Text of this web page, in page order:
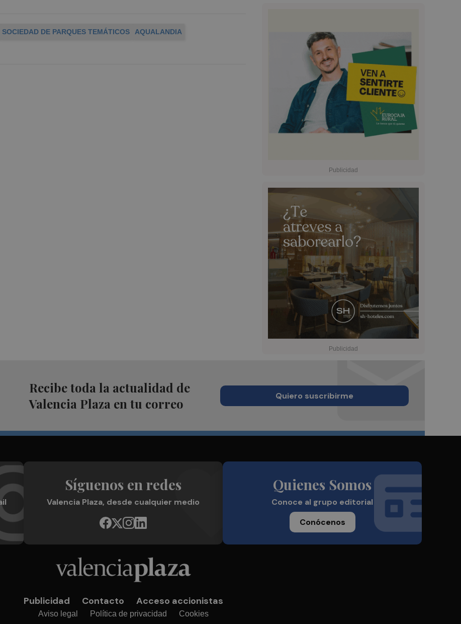
SOCIEDAD DE PARQUES TEMÁTICOS
AQUALANDIA
Recibe toda la actualidad de
Valencia Plaza en tu correo
Quiero suscribirme
Síguenos en redes
Valencia Plaza, desde cualquier medio
Quienes Somos
Conoce al grupo editorial
Conócenos
Publicidad Contacto Acceso accionistas
Aviso legal Política de privacidad Cookies